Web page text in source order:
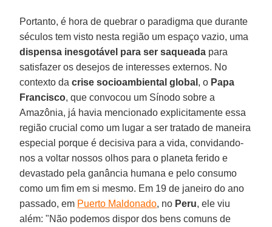
Portanto, é hora de quebrar o paradigma que durante
séculos tem visto nesta região um espaço vazio, uma
dispensa inesgotável para ser saqueada para
satisfazer os desejos de interesses externos. No
contexto dacrise socioambiental global , o Papa
Francisco, que convocou um Sínodo sobre a
Amazônia, já havia mencionado explicitamente essa
região crucial como um lugar a ser tratado de maneira
especial porque é decisiva para a vida, convidando-
nos a voltar nossos olhos para o planeta ferido e
devastado pela ganância humana e pelo consumo
como um fim em si mesmo. Em 19 de janeiro do ano
passado, em Puerto Maldonado, no Peru, ele viu
além: "Não podemos dispor dos bens comuns de